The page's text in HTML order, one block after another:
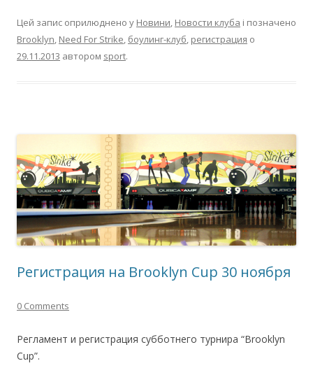
Цей запис оприлюднено у Новини, Новости клуба і позначено
Brooklyn, Need For Strike, боулинг-клуб, регистрация о
29.11.2013 автором sport.
Регистрация на Brooklyn Cup 30 ноября
0 Comments
Регламент и регистрация субботнего турнира “Brooklyn
Cup”.